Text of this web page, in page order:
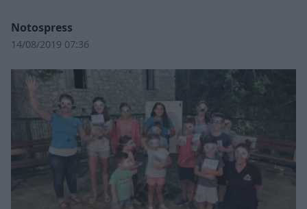
Notospress
14/08/2019 07:36